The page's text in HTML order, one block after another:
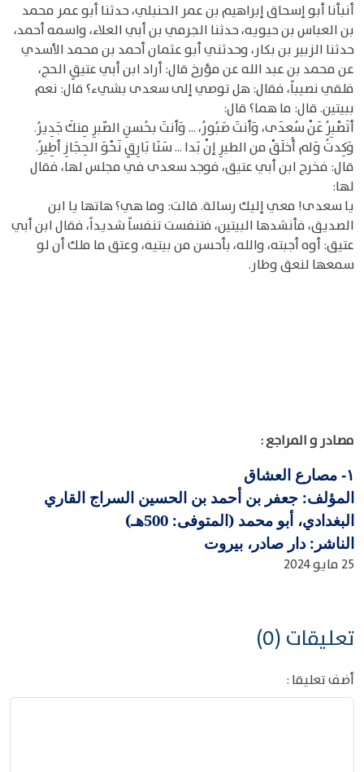
أنبأنا أبو إسحاق إبراهيم بن عمر الحنبلي، حدثنا أبو عمر محمد
بن العباس بن حيويه، حدثنا الجرمي بن أبي العلاء، واسمه أحمد،
حدثنا الزبير بن بكار، وحدثني أبو عثمان أحمد بن محمد الأسدي
عن محمد بن عبد الله عن مؤرخ قال: أراد ابن أبي عتيقٍ الحج،
فلقي نصيباً، فقال: هل توصي إلى سعدى بشيء؟ قال: نعم
ببيتين. قال: ما هما؟ قال:
أتَصْبِرُ عَنْ سُعدَى، وَأنتَ صَبُورُ، ... وَأنتَ بحُسنِ الصّبرِ مِنكَ جَدِيرُ.
وَكِدتُ وَلم أُخلَقْ من الطيرِ إنْ بَدا ... سَنَا بَارِقٍ نَحْوَ الحِجَازِ أطِيرُ.
قال: فخرج ابن أبي عتيق، فوجد سعدى في مجلس لها، فقال
لها:
يا سعدى! معي إليك رسالة. قالت: وما هي؟ هاتها يا ابن
الصديق، فأنشدها البيتين، فتنفست تنفساً شديداً، فقال ابن أبي
عتيق: أوه أجبته، والله، بأحسن من بيتيه، وعتق ما ملك أن لو
سمعها لنعق وطار.
مصادر و المراجع :
١-
مصارع العشاق
المؤلف: جعفر بن أحمد بن الحسين السراج القاري
البغدادي، أبو محمد (المتوفى: 500هـ)
الناشر: دار صادر، بيروت
25 مايو 2024
تعليقات (0)
أضف تعليقا :